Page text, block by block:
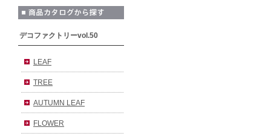
デコファクトリーvol.50
LEAF
TREE
AUTUMN LEAF
FLOWER